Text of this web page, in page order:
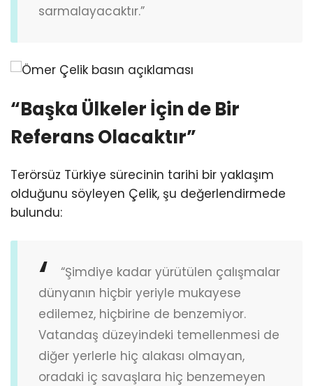
sarmalayacaktır.”
“Başka Ülkeler İçin de Bir
Referans Olacaktır”
Terörsüz Türkiye sürecinin tarihi bir yaklaşım
olduğunu söyleyen Çelik, şu değerlendirmede
bulundu:
“Şimdiye kadar yürütülen çalışmalar
dünyanın hiçbir yeriyle mukayese
edilemez, hiçbirine de benzemiyor.
Vatandaş düzeyindeki temellenmesi de
diğer yerlerle hiç alakası olmayan,
oradaki iç savaşlara hiç benzemeyen